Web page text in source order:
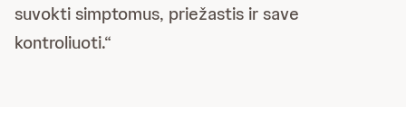
suvokti simptomus, priežastis ir save
kontroliuoti.“